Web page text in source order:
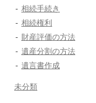
相続手続き
相続権利
財産評価の方法
遺産分割の方法
遺言書作成
未分類